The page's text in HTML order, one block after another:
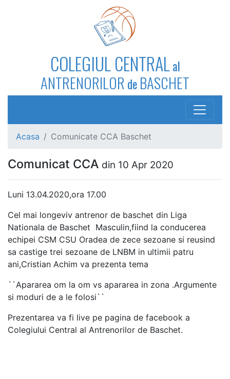
COLEGIUL CENTRALal
ANTRENORILOR de BASCHET
Acasa Comunicate CCA Baschet
Comunicat CCA din 10 Apr 2020
Luni 13.04.2020,ora 17.00
Cel mai longeviv antrenor de baschet din Liga
Nationala de Baschet Masculin,fiind la conducerea
echipei CSM CSU Oradea de zece sezoane si reusind
sa castige trei sezoane de LNBM in ultimii patru
ani,Cristian Achim va prezenta tema
``Apararea om la om vs apararea in zona .Argumente
si moduri de a le folosi``
Prezentarea va fi live pe pagina de facebook a
Colegiului Central al Antrenorilor de Baschet.